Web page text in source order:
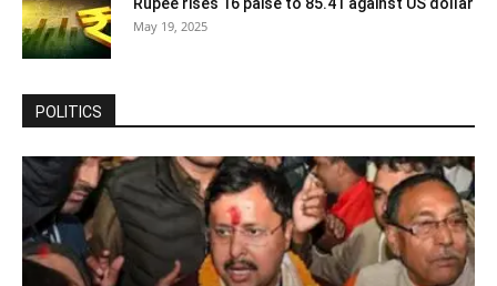
Rupee rises 16 paise to 85.41 against US dollar
May 19, 2025
POLITICS